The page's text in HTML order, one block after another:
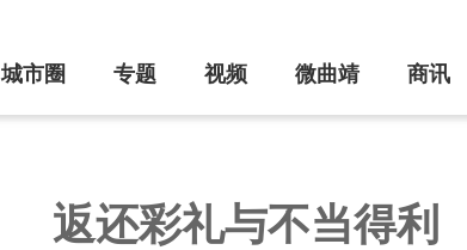
城市圈 专题 视频 微曲靖 商讯
返还彩礼与不当得利